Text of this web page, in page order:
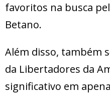
favoritos na busca
Betano.
Além disso, também
da Libertadores da
significativo em